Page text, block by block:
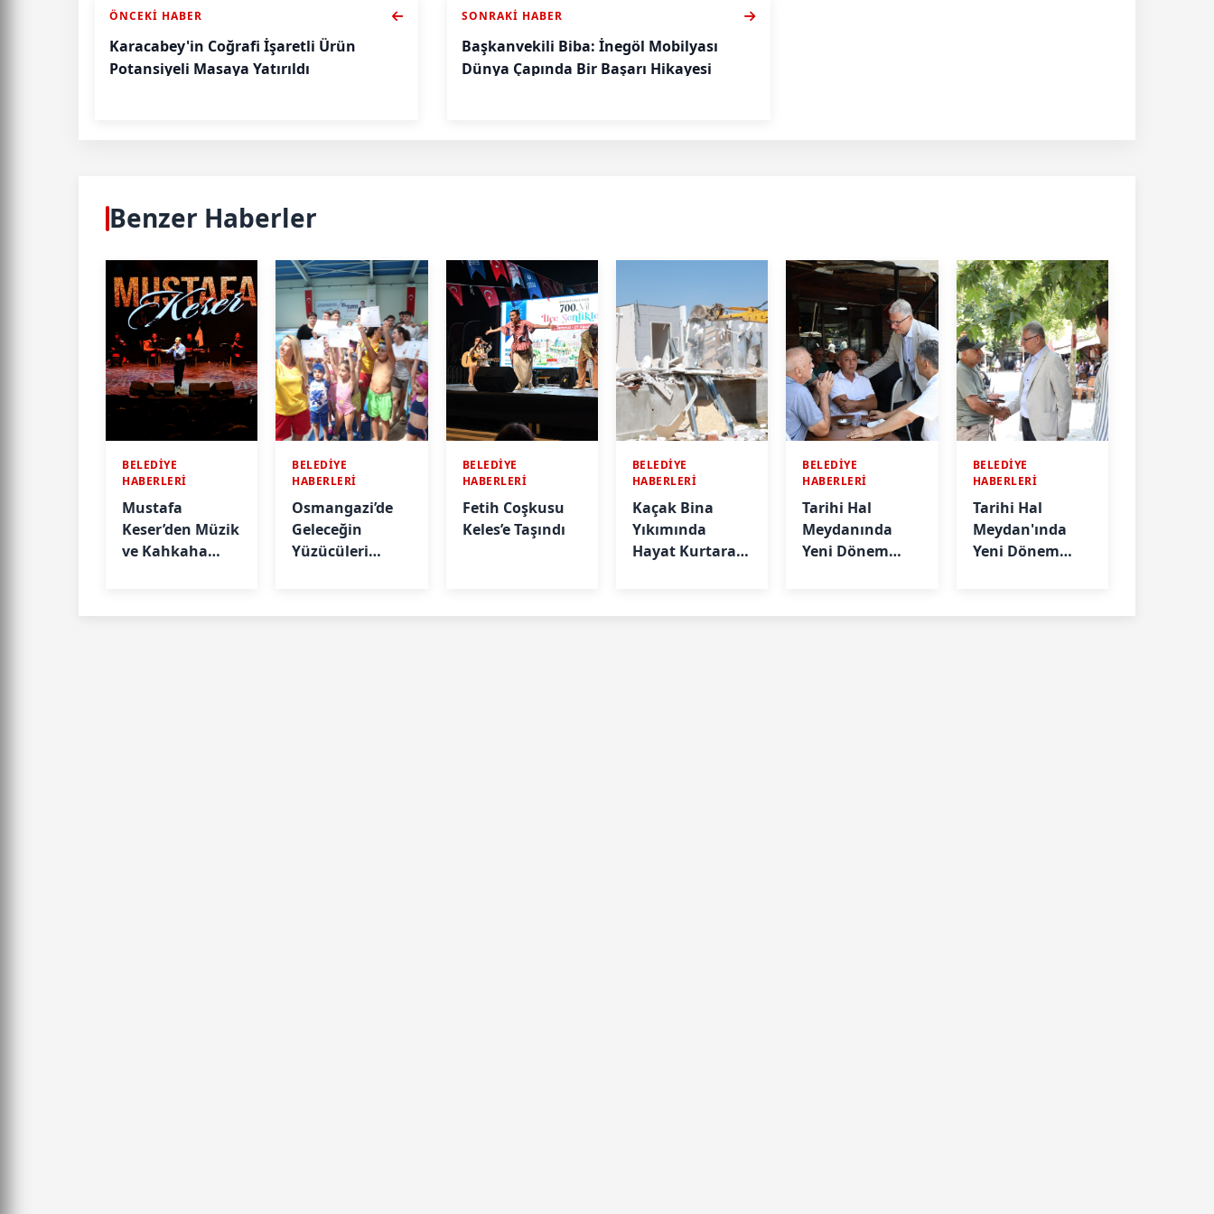
ÖNCEKI HABER
Karacabey'in Coğrafi İşaretli Ürün
Potansiyeli Masaya Yatırıldı
SONRAKI HABER
Başkanvekili Biba: İnegöl Mobilyası
Dünya Çapında Bir Başarı Hikayesi
Benzer Haberler
BELEDİYE
HABERLERİ
Mustafa
Keser’den Müzik
ve Kahkaha
BELEDİYE
HABERLERİ
Osmangazi’de
Geleceğin
Yüzücüleri
BELEDİYE
HABERLERİ
Fetih Coşkusu
Keles’e Taşındı
BELEDİYE
HABERLERİ
Kaçak Bina
Yıkımında
Hayat Kurtaran
BELEDİYE
HABERLERİ
Tarihi Hal
Meydanında
Yeni Dönem
BELEDİYE
HABERLERİ
Tarihi Hal
Meydan'ında
Yeni Dönem